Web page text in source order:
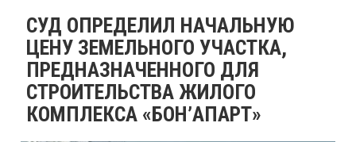
СУД ОПРЕДЕЛИЛ НАЧАЛЬНУЮ
ЦЕНУ ЗЕМЕЛЬНОГО УЧАСТКА,
ПРЕДНАЗНАЧЕННОГО ДЛЯ
СТРОИТЕЛЬСТВА ЖИЛОГО
КОМПЛЕКСА «БОН’АПАРТ»